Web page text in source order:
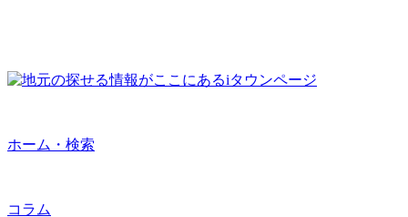
ホーム・検索
コラム